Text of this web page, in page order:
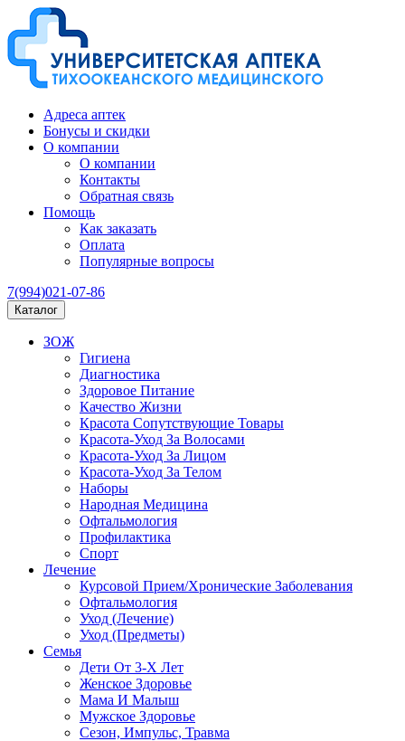
Адреса аптек
Бонусы и скидки
О компании
О компании
Контакты
Обратная связь
Помощь
Как заказать
Оплата
Популярные вопросы
7(994)021-07-86
Каталог
ЗОЖ
Гигиена
Диагностика
Здоровое Питание
Качество Жизни
Красота Сопутствующие Товары
Красота-Уход За Волосами
Красота-Уход За Лицом
Красота-Уход За Телом
Наборы
Народная Медицина
Офтальмология
Профилактика
Спорт
Лечение
Курсовой Прием/Хронические Заболевания
Офтальмология
Уход (Лечение)
Уход (Предметы)
Семья
Дети От 3-Х Лет
Женское Здоровье
Мама И Малыш
Мужское Здоровье
Сезон, Импульс, Травма